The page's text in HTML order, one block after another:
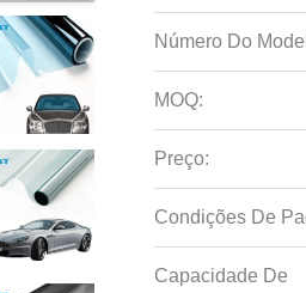
Número Do
MOQ:
Preço:
Condições De
Capacidade De